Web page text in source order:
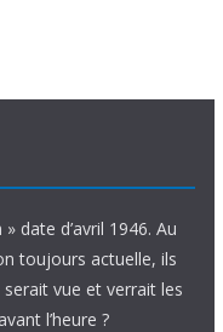
date d’avril 1946. Au
toujours actuelle, ils
vue et verrait les
l’heure ?